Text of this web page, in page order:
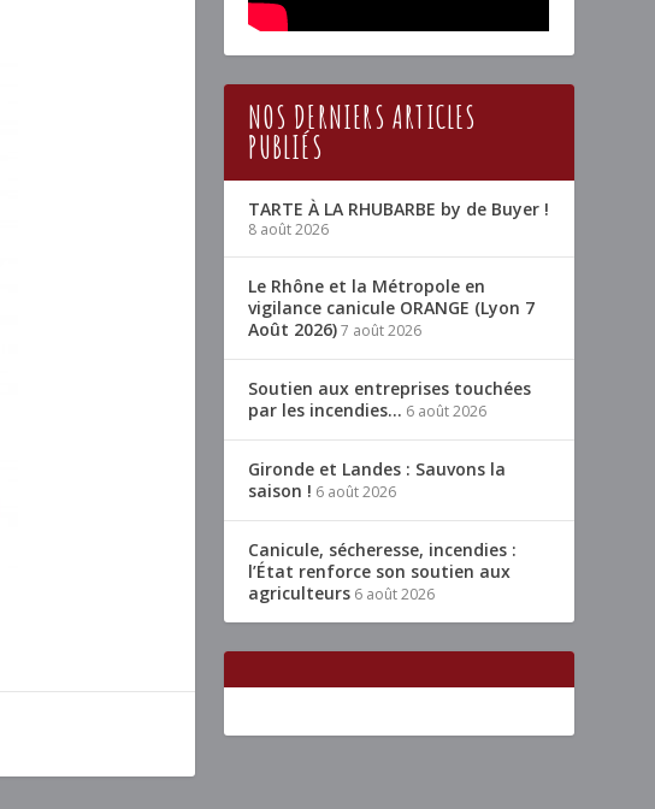
NOS DERNIERS ARTICLES
PUBLIÉS
TARTE À LA RHUBARBE by de Buyer !
8 août 2026
Le Rhône et la Métropole en
vigilance canicule ORANGE (Lyon 7
Août 2026)7 août 2026
Soutien aux entreprises touchées
par les incendies… 6 août 2026
Gironde et Landes : Sauvons la
saison ! 6 août 2026
Canicule, sécheresse, incendies :
l’État renforce son soutien aux
agriculteurs 6 août 2026